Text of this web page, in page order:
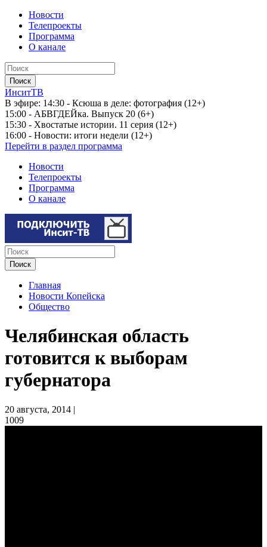
Новости
Телепроекты
Программа
О канале
ИнситТВ
В эфире: 14:30 - Ксюша в деле: фотография (12+)
15:00 - АБВГДЕЙка. Выпуск 20 (6+)
15:30 - Хвостатые истории. 11 серия (12+)
16:00 - Новости: итоги недели (12+)
Перейти в раздел программа
Новости
Телепроекты
Программа
О канале
Главная
Новости Копейска
Общество
Челябинская область
готовится к выборам
губернатора
20 августа, 2014 |
1009